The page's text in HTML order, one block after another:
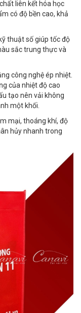
liên kết hóa học
có độ bền cao, khả
thuật số giúp tốc độ
sắc trung thực và
công nghệ ép nhiệt.
của nhiệt độ cao
tạo nên vải không
một khối.
mại, thoáng khí, độ
hủy nhanh trong